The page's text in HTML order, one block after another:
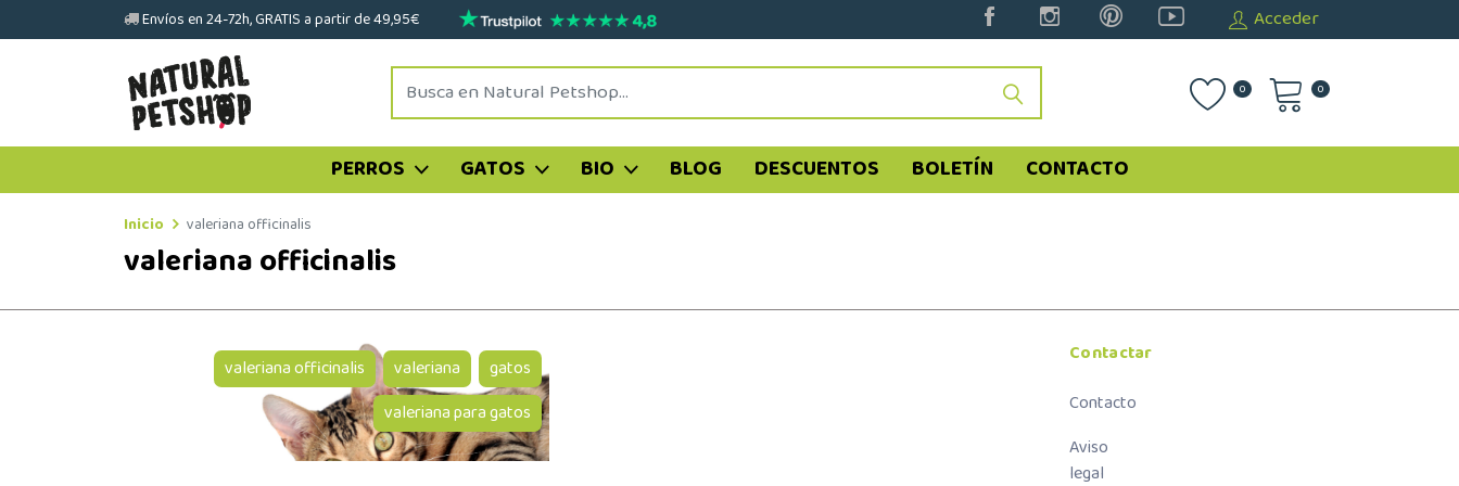
Envíos en 24-72h, GRATIS a partir de 49,95€ Acceder
0 0
PERROS GATOS BIO BLOG DESCUENTOS BOLETÍN CONTACTO
Inicio valeriana officinalis
valeriana officinalis
gatos
valeriana
valeriana officinalis
valeriana para gatos
Contactar
Contacto
Aviso
legal